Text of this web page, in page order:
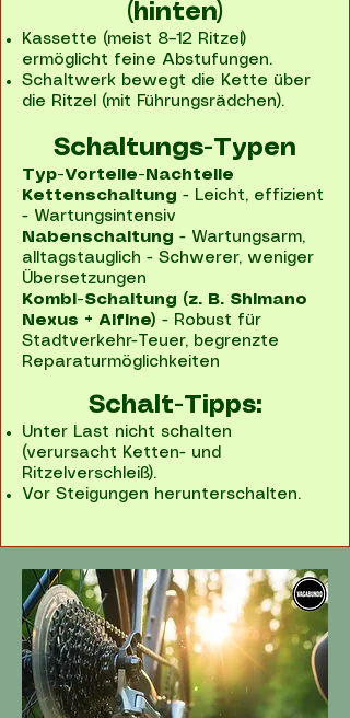
(hinten)​
Kassette (meist 8–12 Ritzel)
ermöglicht feine Abstufungen.
Schaltwerk bewegt die Kette über
die Ritzel (mit Führungsrädchen).
Schaltungs-Typen
Typ-Vorteile-Nachteile
Kettenschaltung - Leicht, effizient
- Wartungsintensiv
Nabenschaltung - Wartungsarm,
alltagstauglich - Schwerer, weniger
Übersetzungen
Kombi-Schaltung (z. B. Shimano
Nexus + Alfine) - Robust für
Stadtverkehr-Teuer, begrenzte
Reparaturmöglichkeiten
Schalt-Tipps:
Unter Last nicht schalten
(verursacht Ketten- und
Ritzelverschleiß).
Vor Steigungen herunterschalten.